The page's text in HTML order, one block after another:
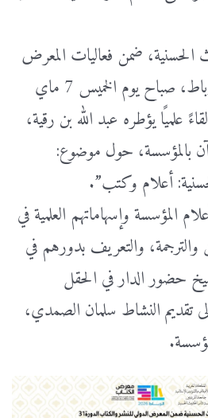
ضمن فعاليات المعرض
الدولي للنشر والكتاب بالرباط، صباح يوم الخميس 7 ماي
على الساعة 11، لقاءً علميًا يؤطره عبد الله بن رقية،
بالمؤسسة، حول موضوع:
أعلام وكتب”.
المؤسسة وإسهاماتهم العلمية في
والترجمة، والتعريف بدورهم في
حضور الدار في الحقل
تقديم النشاط سلمان الصمدي،